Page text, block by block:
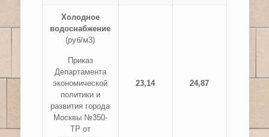
Холодное
водоснабжение
(руб/м3)
Приказ
Департамента
экономической
политики и
развития города
Москвы №350-
ТР от
23,14 24,87